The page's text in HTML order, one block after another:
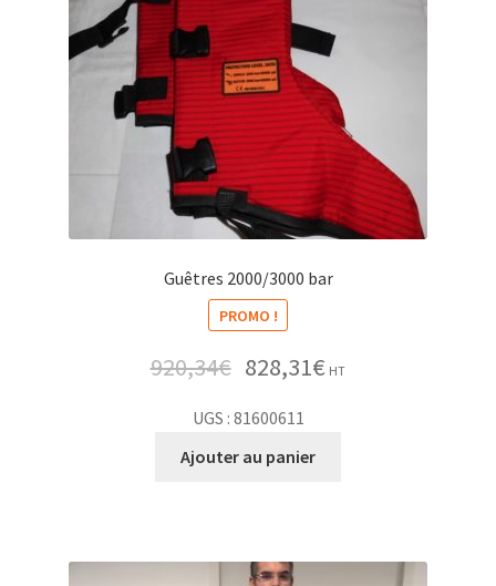
Guêtres 2000/3000 bar
PROMO !
920,34€ 828,31€ HT
UGS : 81600611
Ajouter au panier